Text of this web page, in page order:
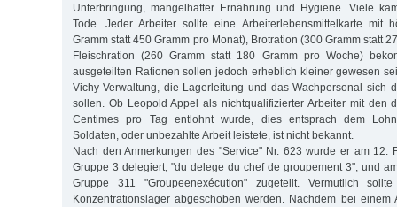
Unterbringung, mangelhafter Ernährung und Hygiene. Viele
Tode. Jeder Arbeiter sollte eine Arbeiterlebensmittelkarte mit
Gramm statt 450 Gramm pro Monat), Brotration (300 Gramm statt
Fleischration (260 Gramm statt 180 Gramm pro Woche)
ausgeteilten Rationen sollen jedoch erheblich kleiner gewesen
Vichy-Verwaltung, die Lagerleitung und das Wachpersonal sich
sollen. Ob Leopold Appel als nichtqualifizierter Arbeiter mit den
Centimes pro Tag entlohnt wurde, dies entsprach dem
Soldaten, oder unbezahlte Arbeit leistete, ist nicht bekannt.
Nach den Anmerkungen des "Service" Nr. 623 wurde er am 12.
Gruppe 3 delegiert, "du delege du chef de groupement 3", und
Gruppe 311 "Groupeenexécution" zugeteilt. Vermutlich
Konzentrationslager abgeschoben werden. Nachdem bei einem